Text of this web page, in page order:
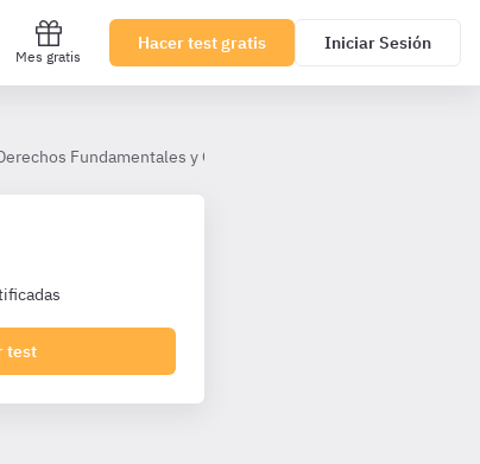
Mes gratis
Hacer test gratis Iniciar Sesión
Fundamentales y Organización del Estado
test